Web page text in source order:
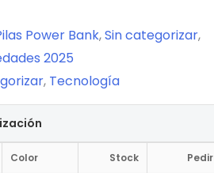
Power Bank,Sin categorizar,
2025
, Tecnología
Color Stock Pedir